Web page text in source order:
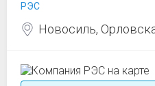
РЭС
Новосиль,